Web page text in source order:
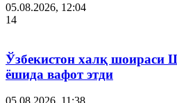
05.08.2026, 12:04
14
Ўзбекистон халқ шоираси
ёшида вафот этди